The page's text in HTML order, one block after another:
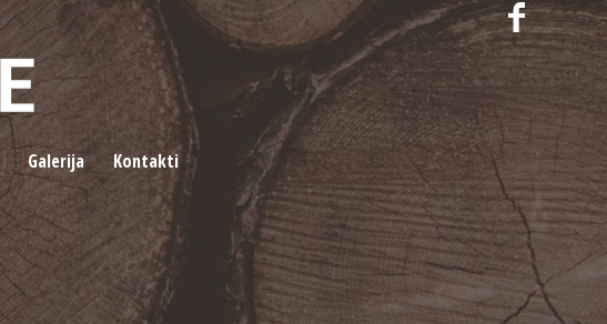
Galerija Kontakti